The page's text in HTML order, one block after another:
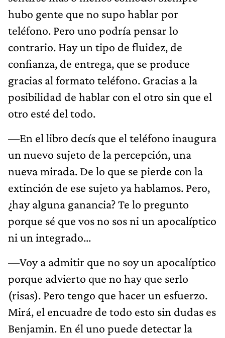
hubo gente que no supo hablar por
teléfono. Pero uno podría pensar lo
contrario. Hay un tipo de fluidez, de
confianza, de entrega, que se produce
gracias al formato teléfono. Gracias a la
posibilidad de hablar con el otro sin que el
otro esté del todo.
—En el libro decís que el teléfono inaugura
un nuevo sujeto de la percepción, una
nueva mirada. De lo que se pierde con la
extinción de ese sujeto ya hablamos. Pero,
¿hay alguna ganancia? Te lo pregunto
porque sé que vos no sos ni un apocalíptico
ni un integrado...
—Voy a admitir que no soy un apocalíptico
porque advierto que no hay que serlo
(risas). Pero tengo que hacer un esfuerzo.
Mirá, el encuadre de todo esto sin dudas es
Benjamin. En él uno puede detectar la